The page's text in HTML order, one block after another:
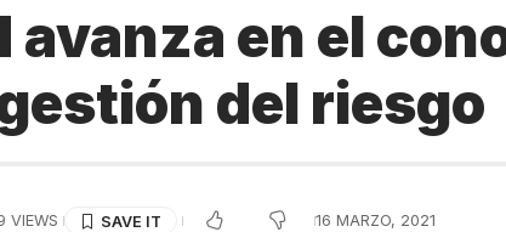
avanza en el
del riesgo
VIEWS 16 MARZO, 2021